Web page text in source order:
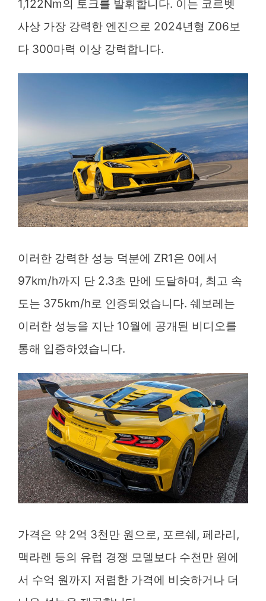
1,122Nm의 토크를 발휘합니다. 이는 코르벳
사상 가장 강력한 엔진으로 2024년형 Z06보
다 300마력 이상 강력합니다.
이러한 강력한 성능 덕분에 ZR1은 0에서
97km/h까지 단 2.3초 만에 도달하며, 최고 속
도는 375km/h로 인증되었습니다. 쉐보레는
이러한 성능을 지난 10월에 공개된 비디오를
통해 입증하였습니다.
가격은 약 2억 3천만 원으로, 포르쉐, 페라리,
맥라렌 등의 유럽 경쟁 모델보다 수천만 원에
서 수억 원까지 저렴한 가격에 비슷하거나 더